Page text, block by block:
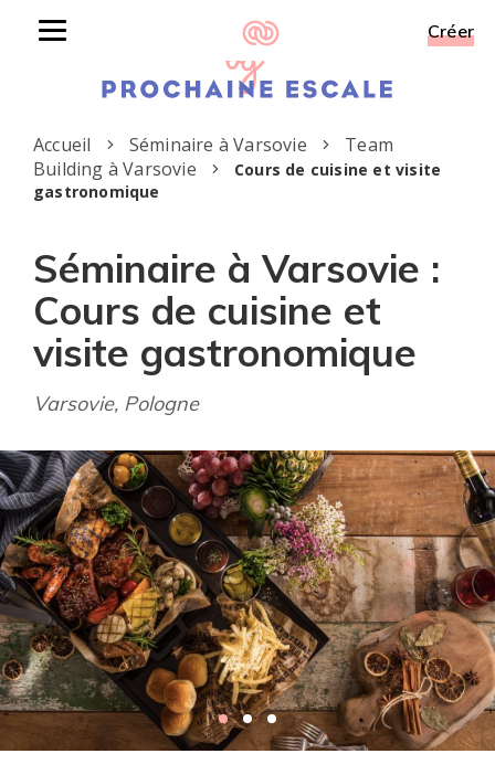
Toggle
Créer
Accueil Séminaire à Varsovie
Team
Building à Varsovie
Cours de cuisine et visite
gastronomique
Séminaire à Varsovie :
Cours de cuisine et
visite gastronomique
Varsovie, Pologne